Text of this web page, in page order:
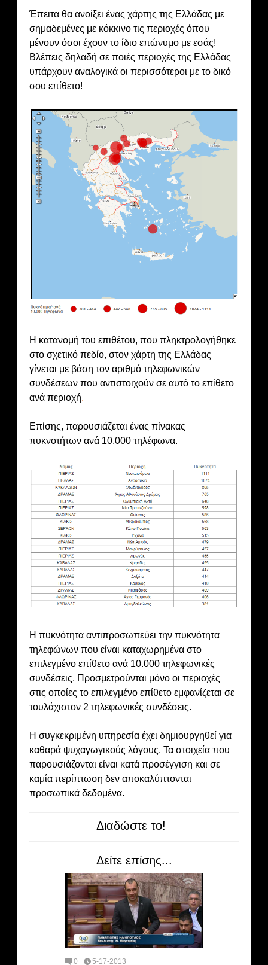
Έπειτα θα ανοίξει ένας χάρτης της Ελλάδας με
σημαδεμένες με κόκκινο τις περιοχές όπου
μένουν όσοι έχουν το ίδιο επώνυμο με εσάς!
Βλέπεις δηλαδή σε ποιές περιοχές της Ελλάδας
υπάρχουν αναλογικά οι περισσότεροι με το δικό
σου επίθετο!
Η κατανομή του επιθέτου, που πληκτρολογήθηκε
στο σχετικό πεδίο, στον χάρτη της Ελλάδας
γίνεται με βάση τον αριθμό τηλεφωνικών
συνδέσεων που αντιστοιχούν σε αυτό το επίθετο
ανά περιοχή.
Επίσης, παρουσιάζεται ένας πίνακας
πυκνοτήτων ανά 10.000 τηλέφωνα.
Η πυκνότητα αντιπροσωπεύει την πυκνότητα
τηλεφώνων που είναι καταχωρημένα στο
επιλεγμένο επίθετο ανά 10.000 τηλεφωνικές
συνδέσεις. Προσμετρούνται μόνο οι περιοχές
στις οποίες το επιλεγμένο επίθετο εμφανίζεται σε
τουλάχιστον 2 τηλεφωνικές συνδέσεις.
Η συγκεκριμένη υπηρεσία έχει δημιουργηθεί για
καθαρά ψυχαγωγικούς λόγους. Τα στοιχεία που
παρουσιάζονται είναι κατά προσέγγιση και σε
καμία περίπτωση δεν αποκαλύπτονται
προσωπικά δεδομένα.
Διαδώστε το!
Δείτε επίσης...
0 5-17-2013